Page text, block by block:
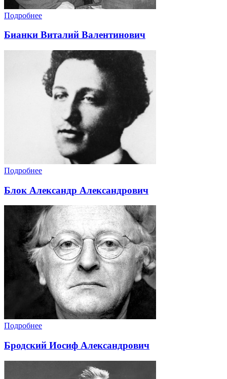
Подробнее
Бианки Виталий Валентинович
Подробнее
Блок Александр Александрович
Подробнее
Бродский Иосиф Александрович